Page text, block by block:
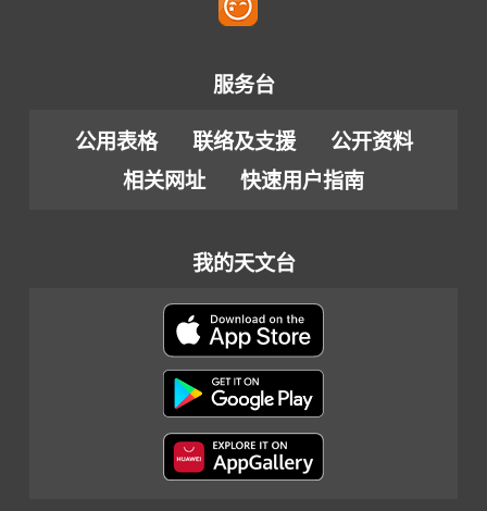
服务台
公用表格 联络及支援
公开资料
相关网址
快速用户指南
我的天文台